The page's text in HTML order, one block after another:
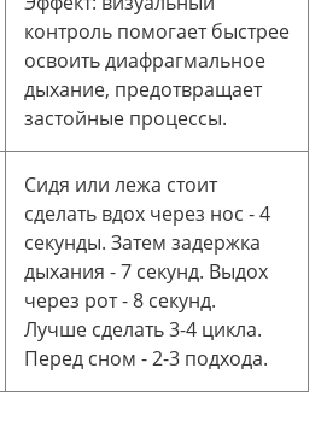
контроль помогает быстрее
освоить диафрагмальное
дыхание, предотвращает
застойные процессы.
Сидя или лежа стоит
сделать вдох через нос - 4
секунды. Затем задержка
дыхания - 7 секунд. Выдох
через рот - 8 секунд.
Лучше сделать 3-4 цикла.
Перед сном - 2-3 подхода.